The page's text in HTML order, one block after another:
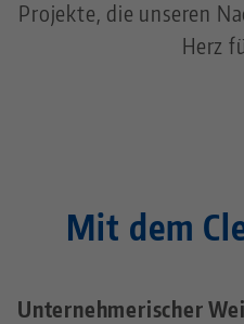
Projekte, die unseren
Herz
Mit dem
Unternehmerischer